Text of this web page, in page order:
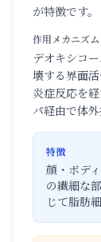
が特徴です。
作用メカニズム
デオキシコ
壊する界面
炎症反応を
パ経由で体外
特徴
顔・ボデ
の繊細な
じて脂肪